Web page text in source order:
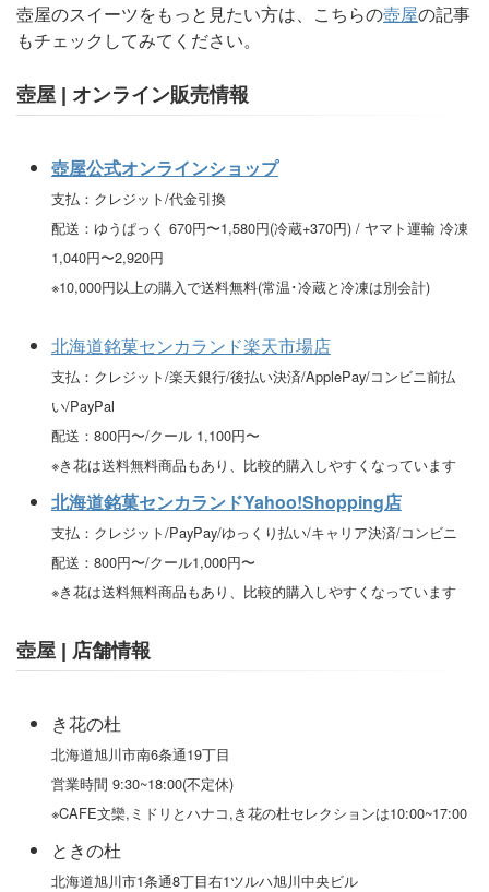
壺屋のスイーツをもっと見たい方は、こちらの壺屋の記事
もチェックしてみてください。
壺屋 | オンライン販売情報
壺屋公式オンラインショップ
支払：クレジット/代金引換
配送：ゆうぱっく 670円〜1,580円(冷蔵+370円) / ヤマト運輸 冷凍
1,040円〜2,920円
※10,000円以上の購入で送料無料(常温･冷蔵と冷凍は別会計)
北海道銘菓センカランド楽天市場店
支払：クレジット/楽天銀行/後払い決済/ApplePay/コンビニ前払
い/PayPal
配送：800円〜/クール 1,100円〜
※き花は送料無料商品もあり、比較的購入しやすくなっています
北海道銘菓センカランドYahoo!Shopping店
支払：クレジット/PayPay/ゆっくり払い/キャリア決済/コンビニ
配送：800円〜/クール1,000円〜
※き花は送料無料商品もあり、比較的購入しやすくなっています
壺屋 | 店舗情報
き花の杜
北海道旭川市南6条通19丁目
営業時間 9:30~18:00(不定休)
※CAFE文欒,ミドリとハナコ,き花の杜セレクションは10:00~17:00
ときの杜
北海道旭川市1条通8丁目右1ツルハ旭川中央ビル